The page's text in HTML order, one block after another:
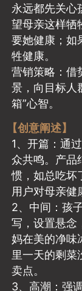
永远都先关
望母亲这样牺
要她健康；如
牲健康。
营销策略：借
景，向目标人
箱”心智。
【创意阐述】
1、开篇：通
众共鸣。产品
惯，如总吃坏
用户对母亲健
2、中间：孩
写，设置悬念
妈在美的净味
里一天的剩菜
卖点。
3、高潮：强